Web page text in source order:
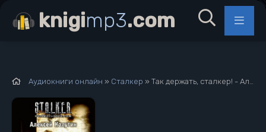
Аудиокниги онлайн » Сталкер » Так держать, сталкер! - Алексей Калугин
knigimp3.com